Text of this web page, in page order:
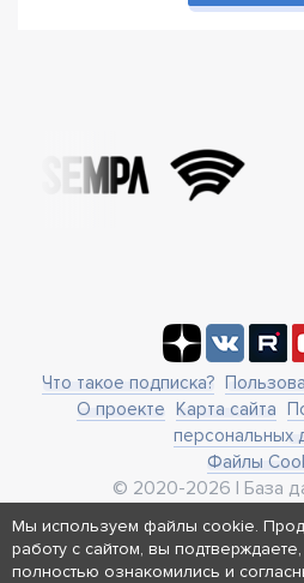
Что такое подписка?
О проекте Карта сайта
персональных
Файлы
© 2020-2026 | База
г. Москва, ул.
Мы используем файлы cookie.
работу с сайтом, вы подтверждаете,
полностью ознакомились и